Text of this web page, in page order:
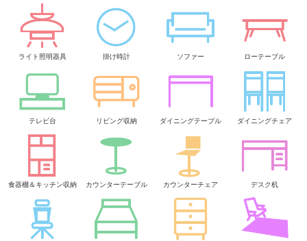
ライト照明器具 掛け時計 ソファー ローテーブル
テレビ台 リビング収納 ダイニングテーブル ダイニングチェア
食器棚＆キッチン収納 カウンターテーブル カウンターチェア デスク机